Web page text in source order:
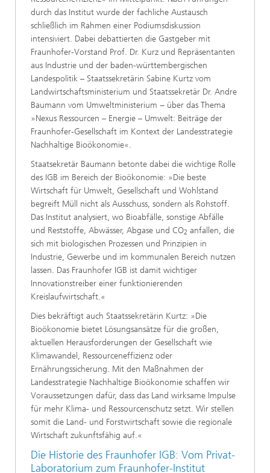
durch das Institut wurde der fachliche Austausch
schließlich im Rahmen einer Podiumsdiskussion
intensiviert. Dabei debattierten die Gastgeber mit
Fraunhofer-Vorstand Prof. Dr. Kurz und Repräsentanten
aus Industrie und der baden-württembergischen
Landespolitik – Staatssekretärin Sabine Kurtz vom
Landwirtschaftsministerium und Staatssekretär Dr. Andre
Baumann vom Umweltministerium − über das Thema
»Nexus Ressourcen – Energie – Umwelt: Beiträge der
Fraunhofer-Gesellschaft im Kontext der Landesstrategie
Nachhaltige Bioökonomie«.
Staatsekretär Baumann betonte dabei die wichtige Rolle
des IGB im Bereich der Bioökonomie: »Die beste
Wirtschaft für Umwelt, Gesellschaft und Wohlstand
begreift Müll nicht als Ausschuss, sondern als Rohstoff.
Das Institut analysiert, wo Bioabfälle, sonstige Abfälle
und Reststoffe, Abwässer, Abgase und CO2 anfallen, die
sich mit biologischen Prozessen und Prinzipien in
Industrie, Gewerbe und im kommunalen Bereich nutzen
lassen. Das Fraunhofer IGB ist damit wichtiger
Innovationstreiber einer funktionierenden
Kreislaufwirtschaft.«
Dies bekräftigt auch Staatssekretärin Kurtz: »Die
Bioökonomie bietet Lösungsansätze für die großen,
aktuellen Herausforderungen der Gesellschaft wie
Klimawandel, Ressourceneffizienz oder
Ernährungssicherung. Mit den Maßnahmen der
Landesstrategie Nachhaltige Bioökonomie schaffen wir
Voraussetzungen dafür, dass das Land wirksame Impulse
für mehr Klima- und Ressourcenschutz setzt. Wir stellen
somit die Land- und Forstwirtschaft sowie die regionale
Wirtschaft zukunftsfähig auf.«
Die Historie des Fraunhofer IGB: Vom Privat-
Laboratorium zum Fraunhofer-Institut